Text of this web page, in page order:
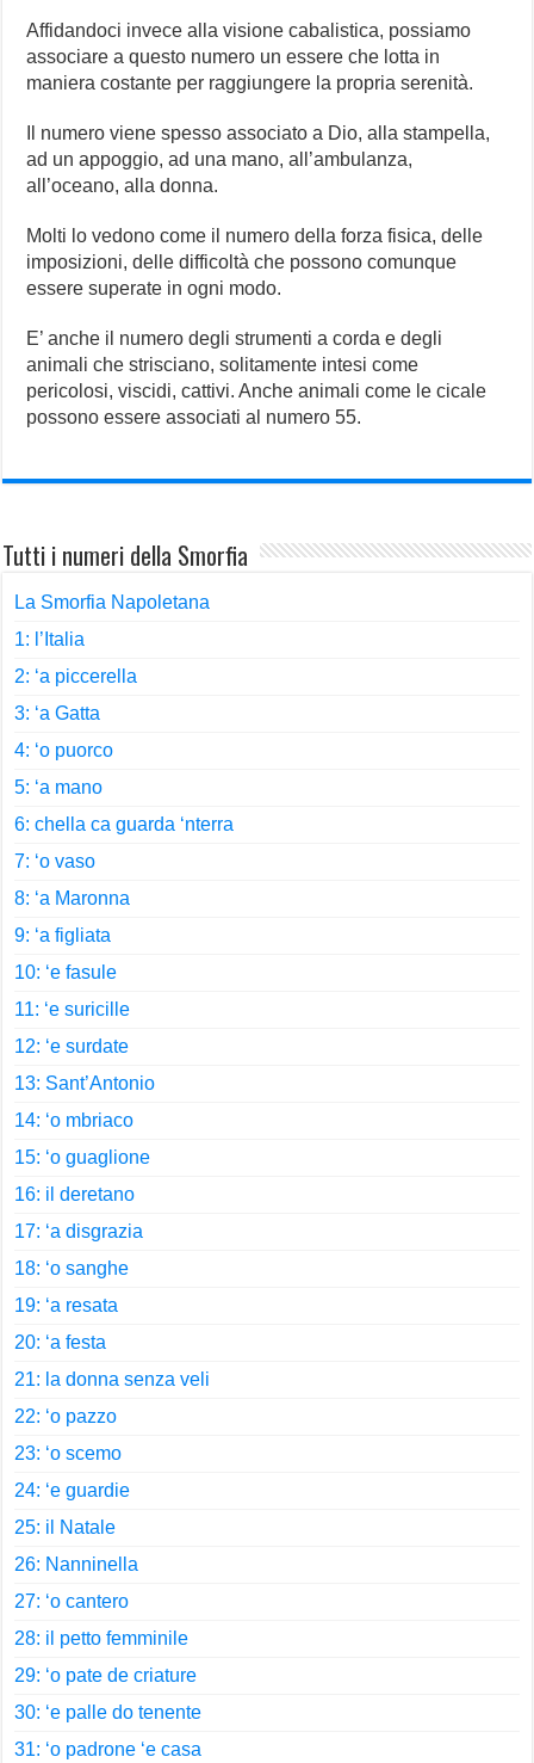
Affidandoci invece alla visione cabalistica, possiamo
associare a questo numero un essere che lotta in
maniera costante per raggiungere la propria serenità.
Il numero viene spesso associato a Dio, alla stampella,
ad un appoggio, ad una mano, all’ambulanza,
all’oceano, alla donna.
Molti lo vedono come il numero della forza fisica, delle
imposizioni, delle difficoltà che possono comunque
essere superate in ogni modo.
E’ anche il numero degli strumenti a corda e degli
animali che strisciano, solitamente intesi come
pericolosi, viscidi, cattivi. Anche animali come le cicale
possono essere associati al numero 55.
Tutti i numeri della Smorfia
La Smorfia Napoletana
1: l’Italia
2: ‘a piccerella
3: ‘a Gatta
4: ‘o puorco
5: ‘a mano
6: chella ca guarda ‘nterra
7: ‘o vaso
8: ‘a Maronna
9: ‘a figliata
10: ‘e fasule
11: ‘e suricille
12: ‘e surdate
13: Sant’Antonio
14: ‘o mbriaco
15: ‘o guaglione
16: il deretano
17: ‘a disgrazia
18: ‘o sanghe
19: ‘a resata
20: ‘a festa
21: la donna senza veli
22: ‘o pazzo
23: ‘o scemo
24: ‘e guardie
25: il Natale
26: Nanninella
27: ‘o cantero
28: il petto femminile
29: ‘o pate de criature
30: ‘e palle do tenente
31: ‘o padrone ‘e casa